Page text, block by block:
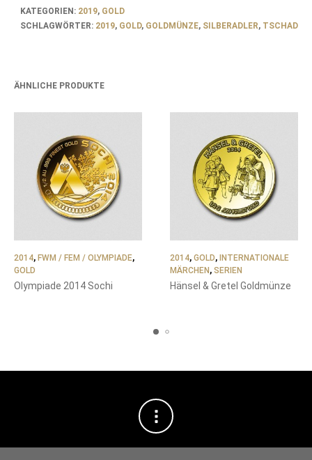
KATEGORIEN: 2019, GOLD
SCHLAGWÖRTER: 2019, GOLD, GOLDMÜNZE, SILBERADLER, TSCHAD
ÄHNLICHE PRODUKTE
2014, FWM / FEM / OLYMPIADE,
GOLD
Olympiade 2014 Sochi
2014, GOLD, INTERNATIONALE
MÄRCHEN , SERIEN
Hänsel & Gretel Goldmünze